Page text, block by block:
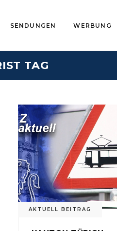
SENDUNGEN WERBUNG
TAG
AKTUELL BEITRAG